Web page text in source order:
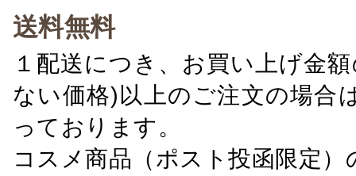
送料無料
１配送につき、お買い上げ金
ない価格)以上のご注文の場合
っております。
コスメ商品（ポスト投函限定